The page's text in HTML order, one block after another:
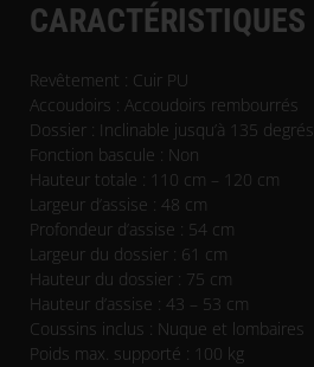
CARACTÉRISTIQUES
Revêtement : Cuir PU
Accoudoirs : Accoudoirs rembourrés
Dossier : Inclinable jusqu’à 135 degrés
Fonction bascule : Non
Hauteur totale : 110 cm – 120 cm
Largeur d’assise : 48 cm
Profondeur d’assise : 54 cm
Largeur du dossier : 61 cm
Hauteur du dossier : 75 cm
Hauteur d’assise : 43 – 53 cm
Coussins inclus : Nuque et lombaires
Poids max. supporté : 100 kg